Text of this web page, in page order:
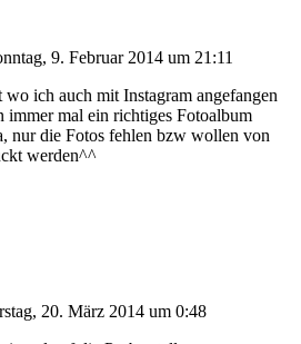
9. Februar 2014 um 21:11
ich auch mit Instagram angefangen
immer mal ein richtiges Fotoalbum
nur die Fotos fehlen bzw wollen von
werden^^
20. März 2014 um 0:48